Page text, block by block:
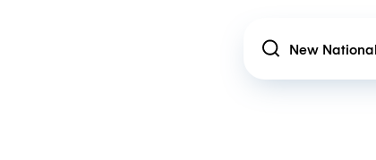
Location